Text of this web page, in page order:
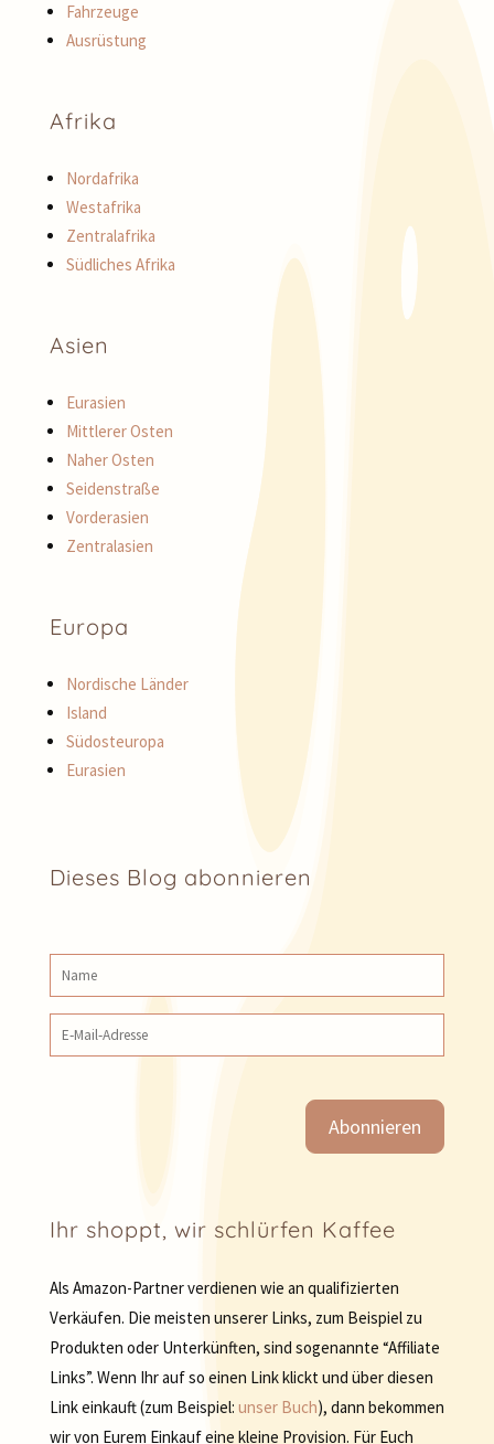
Fahrzeuge
Ausrüstung
Afrika
Nordafrika
Westafrika
Zentralafrika
Südliches Afrika
Asien
Eurasien
Mittlerer Osten
Naher Osten
Seidenstraße
Vorderasien
Zentralasien
Europa
Nordische Länder
Island
Südosteuropa
Eurasien
Dieses Blog abonnieren
Ihr shoppt, wir schlürfen Kaffee
Als Amazon-Partner verdienen wie an qualifizierten
Verkäufen. Die meisten unserer Links, zum Beispiel zu
Produkten oder Unterkünften, sind sogenannte “Affiliate
Links”. Wenn Ihr auf so einen Link klickt und über diesen
Link einkauft (zum Beispiel: unser Buch), dann bekommen
wir von Eurem Einkauf eine kleine Provision. Für Euch